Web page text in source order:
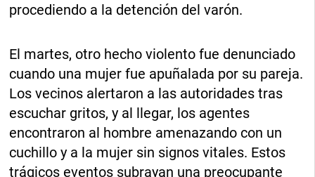
procediendo a la detención del varón.
El martes, otro hecho violento fue denunciado
cuando una mujer fue apuñalada por su pareja.
Los vecinos alertaron a las autoridades tras
escuchar gritos, y al llegar, los agentes
encontraron al hombre amenazando con un
cuchillo y a la mujer sin signos vitales. Estos
trágicos eventos subrayan una preocupante